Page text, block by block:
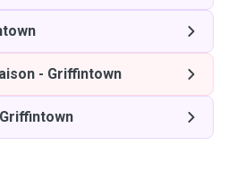
- Griffintown
Griffintown